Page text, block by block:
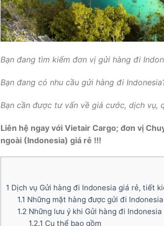
Bạn đang tìm kiếm đơn vị gửi hàng đi
Bạn đang có nhu cầu gửi hàng đi
Bạn cần được tư vấn về giá cước, dịch vụ,
Liên hệ ngay với Vietair Cargo; đơn vị
ngoài (Indonesia) giá rẻ !!!
1 Dịch vụ Gửi hàng đi Indonesia giá rẻ, tiết
1.1 Những mặt hàng được gửi đi
1.2 Những lưu ý khi Gửi hàng đi
1.2.1 Cụ thể bao gồm